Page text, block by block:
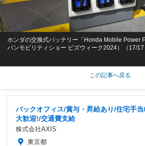
ホンダの交換式バッテリー「Honda Mobile Power
パンモビリティショー ビズウィーク2024）（17/17
この記事へ戻る
バックオフィス/賞与・昇給あり/住宅手
大歓迎!/交通費支給
株式会社AXIS
東京都